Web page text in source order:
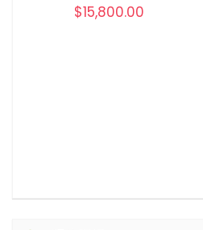
$15,800.00